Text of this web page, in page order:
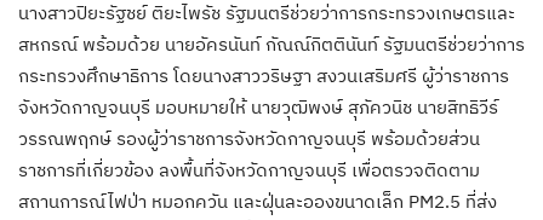
นางสาวปิยะรัฐชย์ ติยะไพรัช รัฐมนตรีช่วยว่าการกระทรวงเกษตรและ
สหกรณ์ พร้อมด้วย นายอัครนันท์ กัณณ์กิตตินันท์ รัฐมนตรีช่วยว่าการ
กระทรวงศึกษาธิการ โดยนางสาววริษฐา สงวนเสริมศรี ผู้ว่าราชการ
จังหวัดกาญจนบุรี มอบหมายให้ นายวุฒิพงษ์ สุภัควนิช นายสิทธิวีร์
วรรณพฤกษ์ รองผู้ว่าราชการจังหวัดกาญจนบุรี พร้อมด้วยส่วน
ราชการที่เกี่ยวข้อง ลงพื้นที่จังหวัดกาญจนบุรี เพื่อตรวจติดตาม
สถานการณ์ไฟป่า หมอกควัน และฝุ่นละอองขนาดเล็ก PM2.5 ที่ส่ง